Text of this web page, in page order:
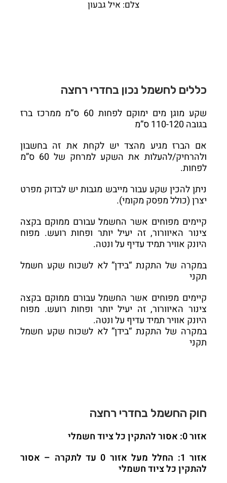
צלם: איל גבעון
כללים לחשמל נכון בחדרי רחצה
שקע מוגן מים ימוקם לפחות 60 ס”מ ממרכז ברז
בגובה 110-120 ס”מ
אם הברז מגיע מהצד יש לקחת את זה בחשבון
ולהרחיק/להעלות את השקע למרחק של 60 ס”מ
לפחות.
ניתן להכין שקע עבור מייבש מגבות יש לבדוק מפרט
יצרן (כולל מפסק מקומי).
קיימים מפוחים אשר החשמל עבורם ממוקם בקצה
צינור האיוורור, זה יעיל יותר ופחות רועש. מפוח
היונק אוויר תמיד עדיף על ונטה.
במקרה של התקנת “בידן” לא לשכוח שקע חשמל
תקני
קיימים מפוחים אשר החשמל עבורם ממוקם בקצה
צינור האיוורור, זה יעיל יותר ופחות רועש. מפוח
היונק אוויר תמיד עדיף על ונטה.
במקרה של התקנת “בידן” לא לשכוח שקע חשמל
תקני
חוק החשמל בחדרי רחצה
אזור 0: אסור להתקין כל ציוד חשמלי
אזור 1: החלל מעל אזור 0 עד לתקרה – אסור
להתקין כל ציוד חשמלי